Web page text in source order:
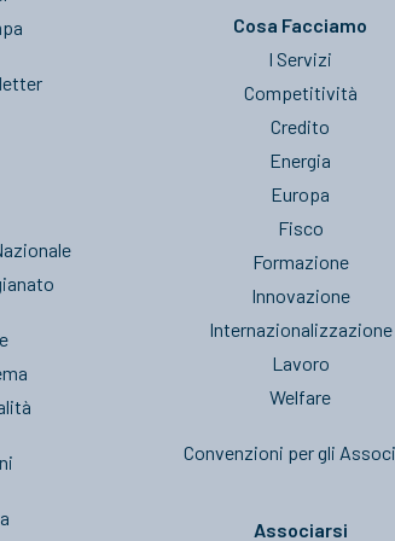
Cosa Facciamo
I Servizi
Competitività
Credito
Energia
Europa
Fisco
Formazione
Innovazione
Internazionalizzazione
Lavoro
Welfare
Convenzioni per gli
Associarsi